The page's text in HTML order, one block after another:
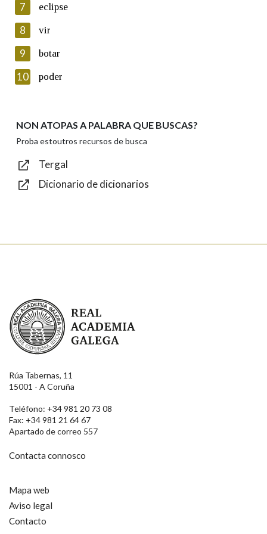
Texto de verificación
Enviar
7 eclipse
8 vir
9 botar
10 poder
NON ATOPAS A PALABRA QUE BUSCAS?
Proba estoutros recursos de busca
Tergal
Dicionario de dicionarios
Real Academia Galega
Rúa Tabernas, 11
15001 - A Coruña
Teléfono: +34 981 20 73 08
Fax: +34 981 21 64 67
Apartado de correo 557
Contacta connosco
Mapa web
Aviso legal
Contacto